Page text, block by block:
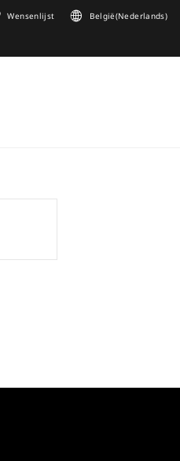
Wensenlijst België(Nederlands)